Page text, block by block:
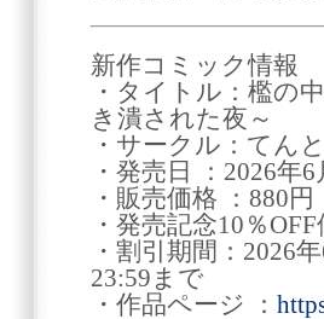
新作コミック情報
・タイトル：檻の
き潰された夜～
・サークル：てん
・発売日 ：2026年
・販売価格 ：880円
・発売記念10％
・割引期間：2026
23:59まで
・作品ページ ：